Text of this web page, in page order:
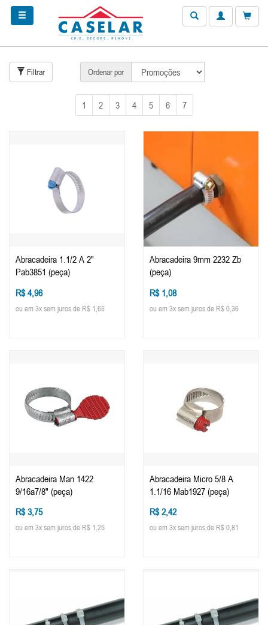
Filtrar Ordenar por
1 2 3 4 5 6 7
Abracadeira 1.1/2 A 2"
Pab3851 (peça)
R$ 4,96
ou em 3x sem juros de R$ 1,65
Abracadeira 9mm 2232 Zb
(peça)
R$ 1,08
ou em 3x sem juros de R$ 0,36
Abracadeira Man 1422
9/16a7/8" (peça)
R$ 3,75
ou em 3x sem juros de R$ 1,25
Abracadeira Micro 5/8 A
1.1/16 Mab1927 (peça)
R$ 2,42
ou em 3x sem juros de R$ 0,81